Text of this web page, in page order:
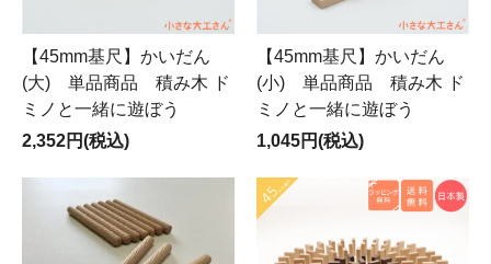
【45mm基尺】かいだん
(大) 単品商品 積み木 ド
ミノと一緒に遊ぼう
2,352円(税込)
【45mm基尺】かいだん
(小) 単品商品 積み木 ド
ミノと一緒に遊ぼう
1,045円(税込)